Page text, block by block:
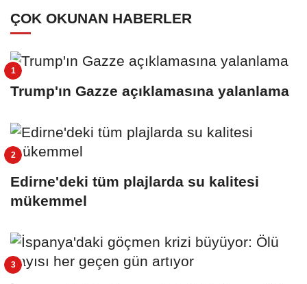
ÇOK OKUNAN HABERLER
Trump'ın Gazze açıklamasına yalanlama
Edirne'deki tüm plajlarda su kalitesi
mükemmel